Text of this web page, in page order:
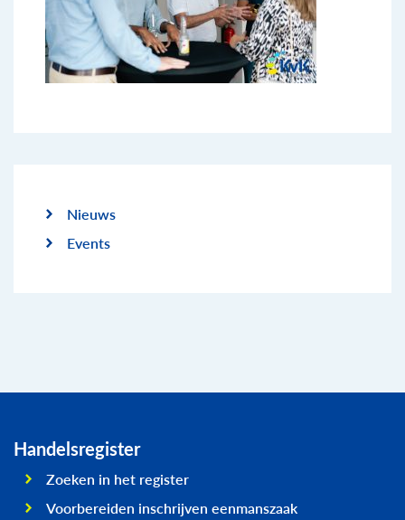
Nieuws
Events
Handelsregister
Zoeken in het register
Voorbereiden inschrijven eenmanszaak